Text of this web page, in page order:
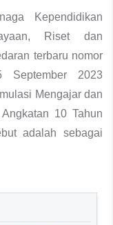
Kependidikan
Riset dan
terbaru nomor
September 2023
Mengajar dan
10 Tahun
adalah sebagai